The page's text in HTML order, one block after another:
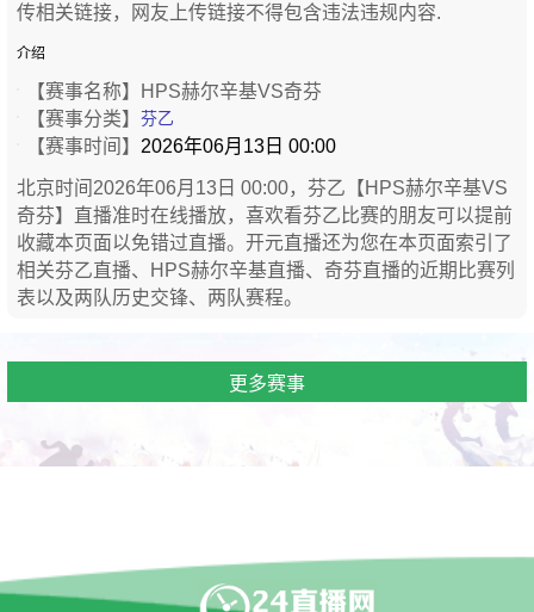
传相关链接，网友上传链接不得包含违法违规内容.
介绍
【赛事名称】
HPS赫尔辛基VS奇芬
【赛事分类】芬乙
【赛事时间】 2026年06月13日 00:00
北京时间2026年06月13日 00:00，芬乙【HPS赫尔辛基VS
奇芬】直播准时在线播放，喜欢看芬乙比赛的朋友可以提前
收藏本页面以免错过直播。开元直播还为您在本页面索引了
相关芬乙直播、HPS赫尔辛基直播、奇芬直播的近期比赛列
表以及两队历史交锋、两队赛程。
更多赛事